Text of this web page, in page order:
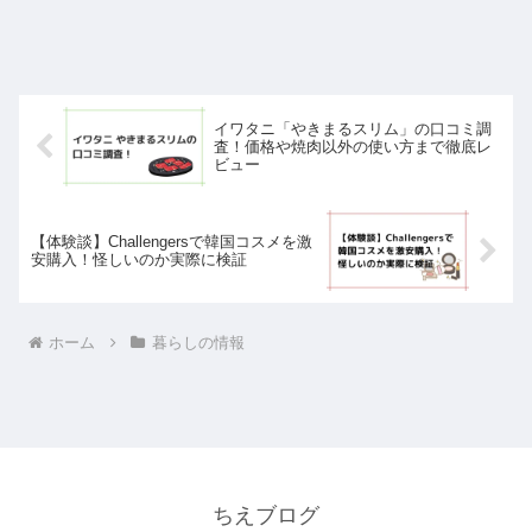
イワタニ「やきまるスリム」の口コミ調
査！価格や焼肉以外の使い方まで徹底レ
ビュー
【体験談】Challengersで韓国コスメを激
安購入！怪しいのか実際に検証
ホーム 暮らしの情報
ちえブログ